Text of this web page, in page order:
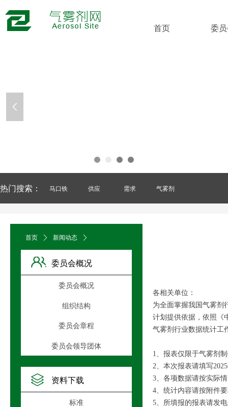
넳
首页 委
热门搜索： 马口铁 供应 需求 气雾剂
各相关单位：
为全面掌握我国气雾剂
计划提供依据，依照《
气雾剂行业数据统计工
1、报表仅限于气雾剂
2、本次报表请填写
3、各项数据请按实际
4、统计内容请按附件
5、所填报的报表请发
首页 ꄲ 新闻动态 ꄲ
文章详情页
委员会概况
委员会概况
组织结构
委员会章程
委员会领导团体
资料下载
标准